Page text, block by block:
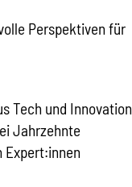
Perspektiven für
Tech und Innovation
Jahrzehnte
Expert:innen